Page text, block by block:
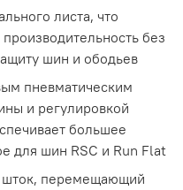
листа, что
без
шин и ободьев
пневматическим
и регулировкой
большее
для шин RSC и Run Flat
шток, перемещающий